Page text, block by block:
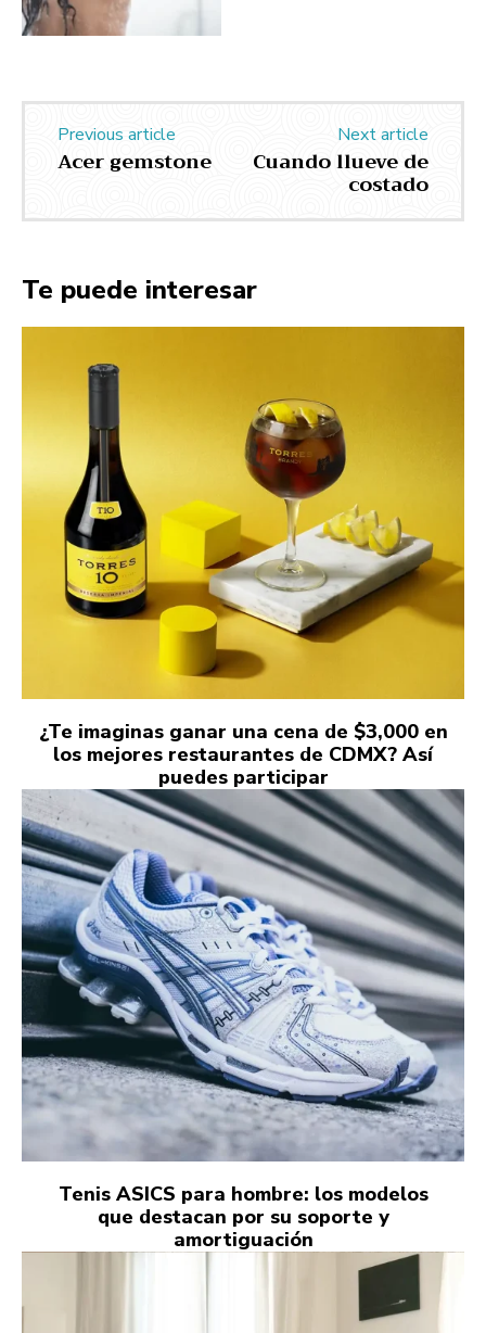
Previous article
Acer gemstone
Next article
Cuando llueve de
costado
Te puede interesar
¿Te imaginas ganar una cena de $3,000 en
los mejores restaurantes de CDMX? Así
puedes participar
Tenis ASICS para hombre: los modelos
que destacan por su soporte y
amortiguación